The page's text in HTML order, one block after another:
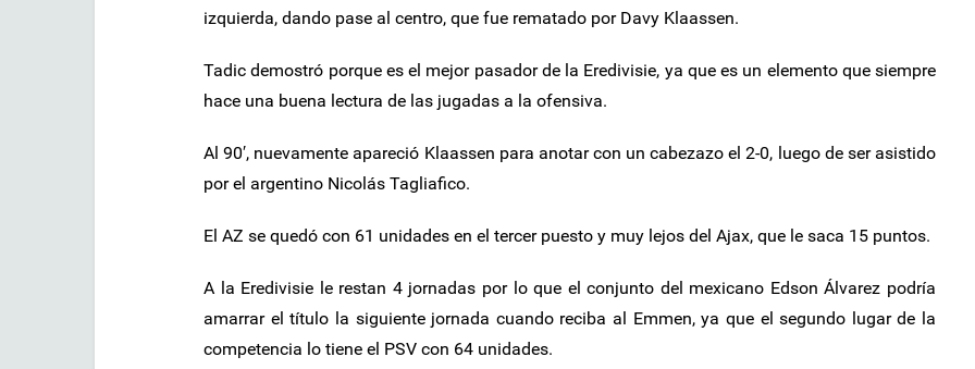
izquierda, dando pase al centro, que fue rematado por Davy Klaassen.
Tadic demostró porque es el mejor pasador de la Eredivisie, ya que es un elemento que siempre
hace una buena lectura de las jugadas a la ofensiva.
Al 90′, nuevamente apareció Klaassen para anotar con un cabezazo el 2-0, luego de ser asistido
por el argentino Nicolás Tagliafico.
El AZ se quedó con 61 unidades en el tercer puesto y muy lejos del Ajax, que le saca 15 puntos.
A la Eredivisie le restan 4 jornadas por lo que el conjunto del mexicano Edson Álvarez podría
amarrar el título la siguiente jornada cuando reciba al Emmen, ya que el segundo lugar de la
competencia lo tiene el PSV con 64 unidades.